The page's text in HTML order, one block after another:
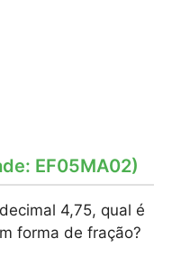
EF05MA02)
4,75, qual é
forma de fração?